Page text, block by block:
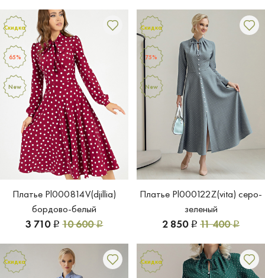
Платье Pl000814V(djillia)
бордово-белый
3 710 Р 10 600Р
Скидка
65%
New
Платье Pl000122Z(vita) серо-
зеленый
2 850 Р 11 400Р
Скидка
75%
New
Скидка Скидка